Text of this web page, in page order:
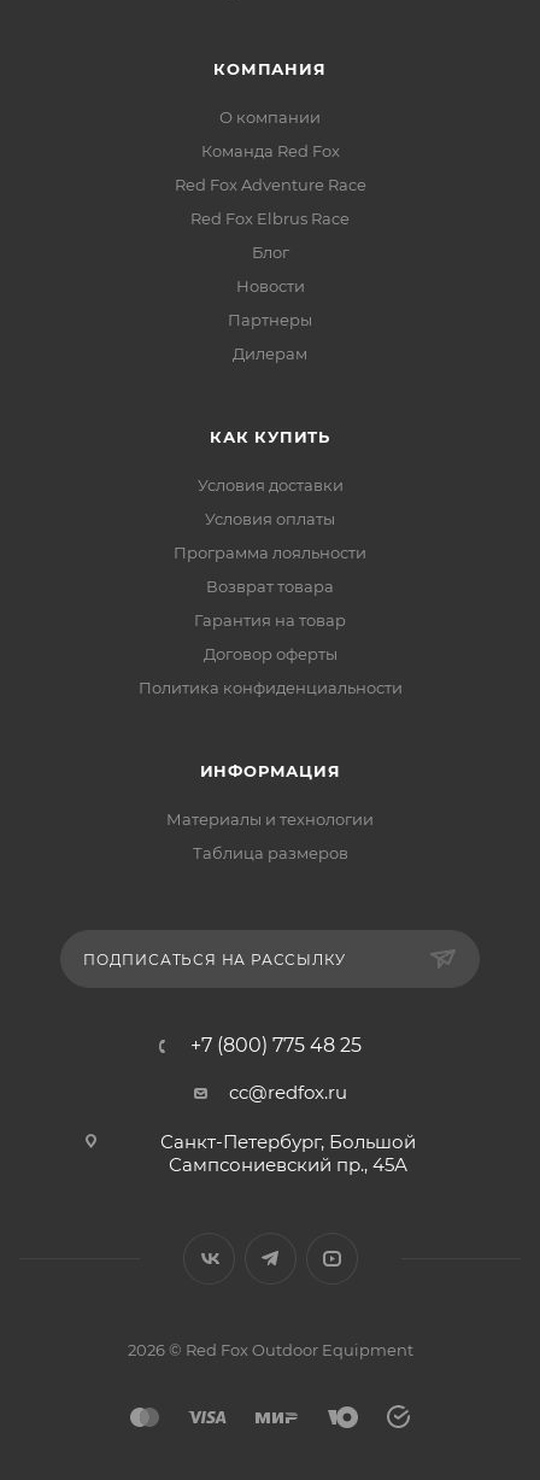
талии для точной подгонки под фигуру и слои
Гигиенический люк:
КОМПАНИЯ
О компании
Команда Red Fox
Red Fox Adventure Race
Red Fox Elbrus Race
Блог
Новости
Партнеры
Дилерам
КАК КУПИТЬ
Условия доставки
Условия оплаты
Программа лояльности
Возврат товара
Гарантия на товар
Договор оферты
Политика конфиденциальности
ИНФОРМАЦИЯ
Материалы и технологии
Таблица размеров
ПОДПИСАТЬСЯ НА РАССЫЛКУ
+7 (800) 775 48 25
cc@redfox.ru
Санкт-Петербург, Большой
Сампсониевский пр., 45А
2026 © Red Fox Outdoor Equipment